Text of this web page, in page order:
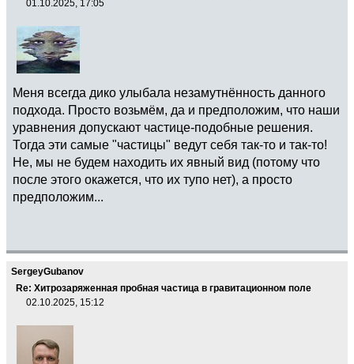
01.10.2025, 17:05
Меня всегда дико улыбала незамутнённость данного
подхода. Просто возьмём, да и предположим, что наши
уравнения допускают частице-подобные решения.
Тогда эти самые "частицы" ведут себя так-то и так-то!
Не, мы не будем находить их явный вид (потому что
после этого окажется, что их тупо нет), а просто
предположим...
SergeyGubanov
Re: Хитрозаряженная пробная частица в гравитационном поле
02.10.2025, 15:12